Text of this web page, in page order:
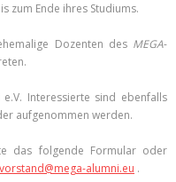
zum Ende ihres Studiums.
Dozenten des MEGA-
Interessierte sind ebenfalls
aufgenommen werden.
das folgende Formular oder
vorstand@mega-alumni.eu .